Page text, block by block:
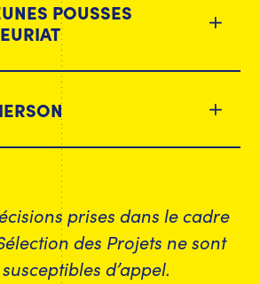
POUSSES
prises dans le cadre
des Projets ne sont
d’appel.